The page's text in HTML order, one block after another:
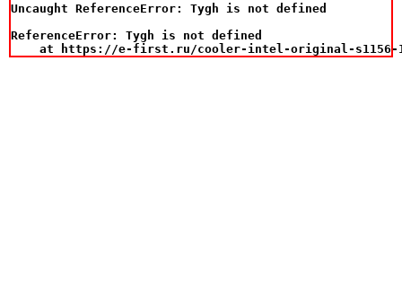
Uncaught ReferenceError: Tygh is not defined
ReferenceError: Tygh is not defined
at https://e-first.ru/cooler-intel-original-